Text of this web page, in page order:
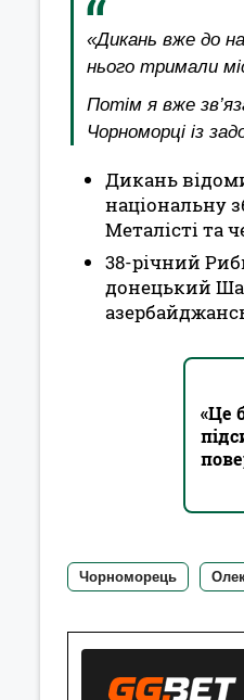
«Дикань вже до
нього тримали
Потім я вже
Чорноморці із
Дикань
національну
Металісті та
38-річний
донецький
«Це
Чорноморець